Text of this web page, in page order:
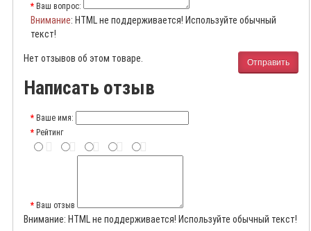
Ваш вопрос:
Внимание: HTML не поддерживается! Используйте обычный
текст!
Отправить
Нет отзывов об этом товаре.
Написать отзыв
Ваше имя:
Рейтинг
Ваш отзыв
Внимание: HTML не поддерживается! Используйте обычный текст!